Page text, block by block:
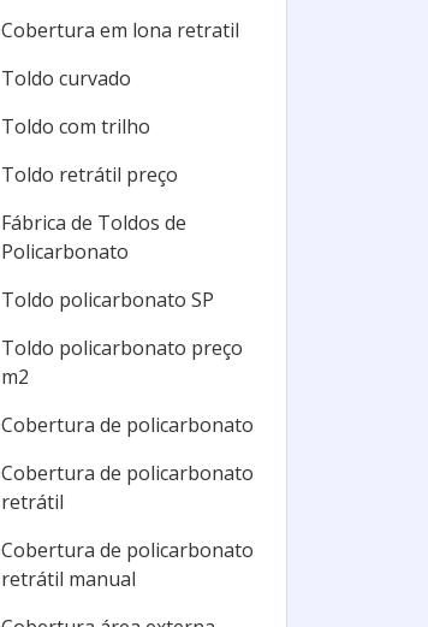
Cobertura em lona retratil
Toldo curvado
Toldo com trilho
Toldo retrátil preço
Fábrica de Toldos de
Policarbonato
Toldo policarbonato SP
Toldo policarbonato preço
m2
Cobertura de policarbonato
Cobertura de policarbonato
retrátil
Cobertura de policarbonato
retrátil manual